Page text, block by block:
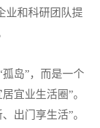
业和科研团队提
岛”，而是一个
宜业生活圈”。
出门享生活”。